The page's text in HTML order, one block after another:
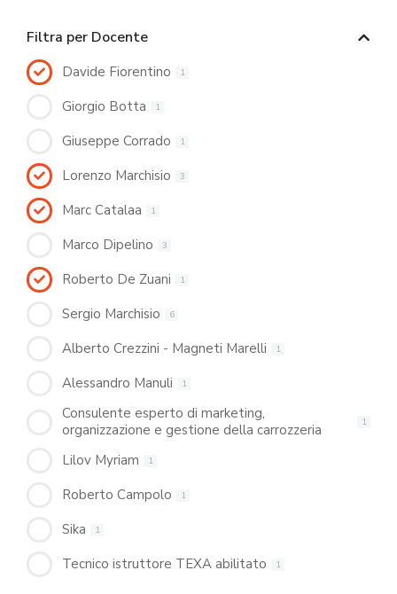
Filtra per Docente
Davide Fiorentino 1
Giorgio Botta 1
Giuseppe Corrado 1
Lorenzo Marchisio 3
Marc Catalaa 1
Marco Dipelino 3
Roberto De Zuani 1
Sergio Marchisio 6
Alberto Crezzini - Magneti Marelli 1
Alessandro Manuli 1
Consulente esperto di marketing,
organizzazione e gestione della carrozzeria
1
Lilov Myriam 1
Roberto Campolo 1
Sika 1
Tecnico istruttore TEXA abilitato 1